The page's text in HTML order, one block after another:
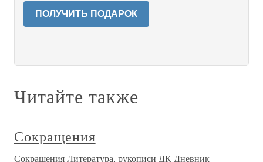
ПОЛУЧИТЬ ПОДАРОК
Читайте также
Сокращения
Сокращения Литература, рукописи ДК Дневник